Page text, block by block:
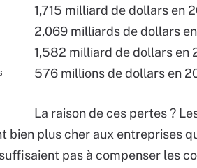
1,715 milliard de dollars en
2,069 milliards de dollars
1,582 milliard de dollars en
576 millions de dollars en
La raison de ces pertes ?
plus cher aux entreprises
pas à compenser les